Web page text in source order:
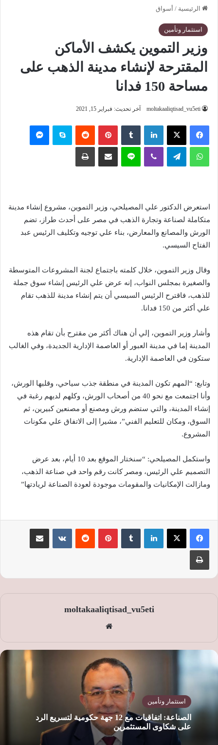
الرئيسية / أسواق
استثمار وتأمين
وزير التموين يكشف الأماكن
المقترحة لإنشاء مدينة الذهب على
مساحة 150 فدانا
moltakaaliqtisad_vu5eti آخر تحديث: فبراير 15, 2021
فيسبوك ‫X لينكدإن بينتيريست سكايب
واتساب تيلقرام لاين
استعرض الدكتور علي المصيلحي، وزير التموين، مشروع إنشاء مدينة
متكاملة لصناعة وتجارة الذهب في مصر على أحدث طراز، تضم
الورش والمصانع والمعارض، بناء علي توجيه وتكليف الرئيس عبد
الفتاح السيسي.
وقال وزير التموين، خلال كلمته باجتماع لجنة المشروعات المتوسطة
والصغيرة بمجلس النواب، إنه عرض علي الرئيس إنشاء سوق جملة
للذهب، فاقترح الرئيس السيسي أن يتم إنشاء مدينة للذهب تقام
علي أكثر من 150 فدانا.
وأشار وزير التموين، إلي أن هناك أكثر من مقترح بأن تقام هذه
المدينة إما في مدينة العبور أو العاصمة الإدارية الجديدة، وفي الغالب
ستكون في العاصمة الإدارية.
وتابع: “المهم تكون المدينة في منطقة جذب سياحي، وقلبها الورش،
وأنا اجتمعت مع نحو 40 من أصحاب الورش، وكلهم لديهم رغبة في
إنشاء المدينة، والتي ستضم ورش ومصنع أو مصنعين كبيرين، ثم
السوق، ومكان للتعليم الفني”، مشيرا إلى الاتفاق علي مكونات
المشروع.
واستكمل المصيلحي: “سنختار الموقع بعد 10 أيام، بعد عرض
التصميم علي الرئيس، ومصر كانت رقم واحد في صناعة الذهب،
ومازالت الإمكانيات والمقومات موجودة لعودة الصناعة لريادتها”
لينكدإن بينتيريست
moltakaaliqtisad_vu5eti
الوي
ب
استثمار وتأمين
الصناعة: اتفاقيات مع 12 جهة حكومية لتسريع الرد
على شكاوى المستثمرين